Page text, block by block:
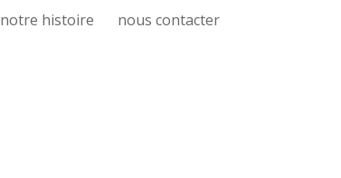
notre histoire nous contacter